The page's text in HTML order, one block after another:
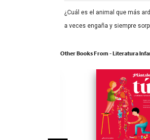
¿Cuál es el animal que más
a veces engaña y siempre
Other Books From - Literatura